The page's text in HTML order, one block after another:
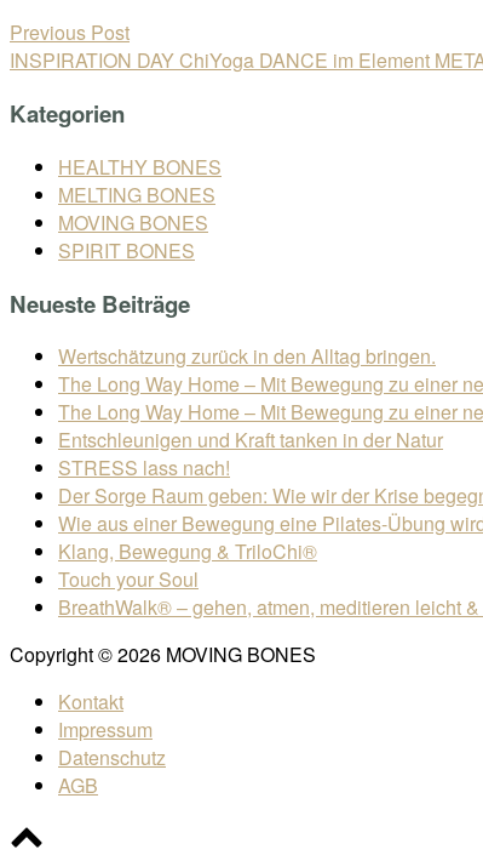
Beitragsnavigation
Previous Post
INSPIRATION DAY ChiYoga DANCE im Element
Kategorien
HEALTHY BONES
MELTING BONES
MOVING BONES
SPIRIT BONES
Neueste Beiträge
Wertschätzung zurück in den Alltag bringen.
The Long Way Home – Mit Bewegung zu einer
The Long Way Home – Mit Bewegung zu einer
Entschleunigen und Kraft tanken in der Natur
STRESS lass nach!
Der Sorge Raum geben: Wie wir der Krise
Wie aus einer Bewegung eine Pilates-Übung
Klang, Bewegung & TriloChi®
Touch your Soul
BreathWalk® – gehen, atmen, meditieren leicht
Copyright © 2026 MOVING BONES
Kontakt
Impressum
Datenschutz
AGB
Scroll